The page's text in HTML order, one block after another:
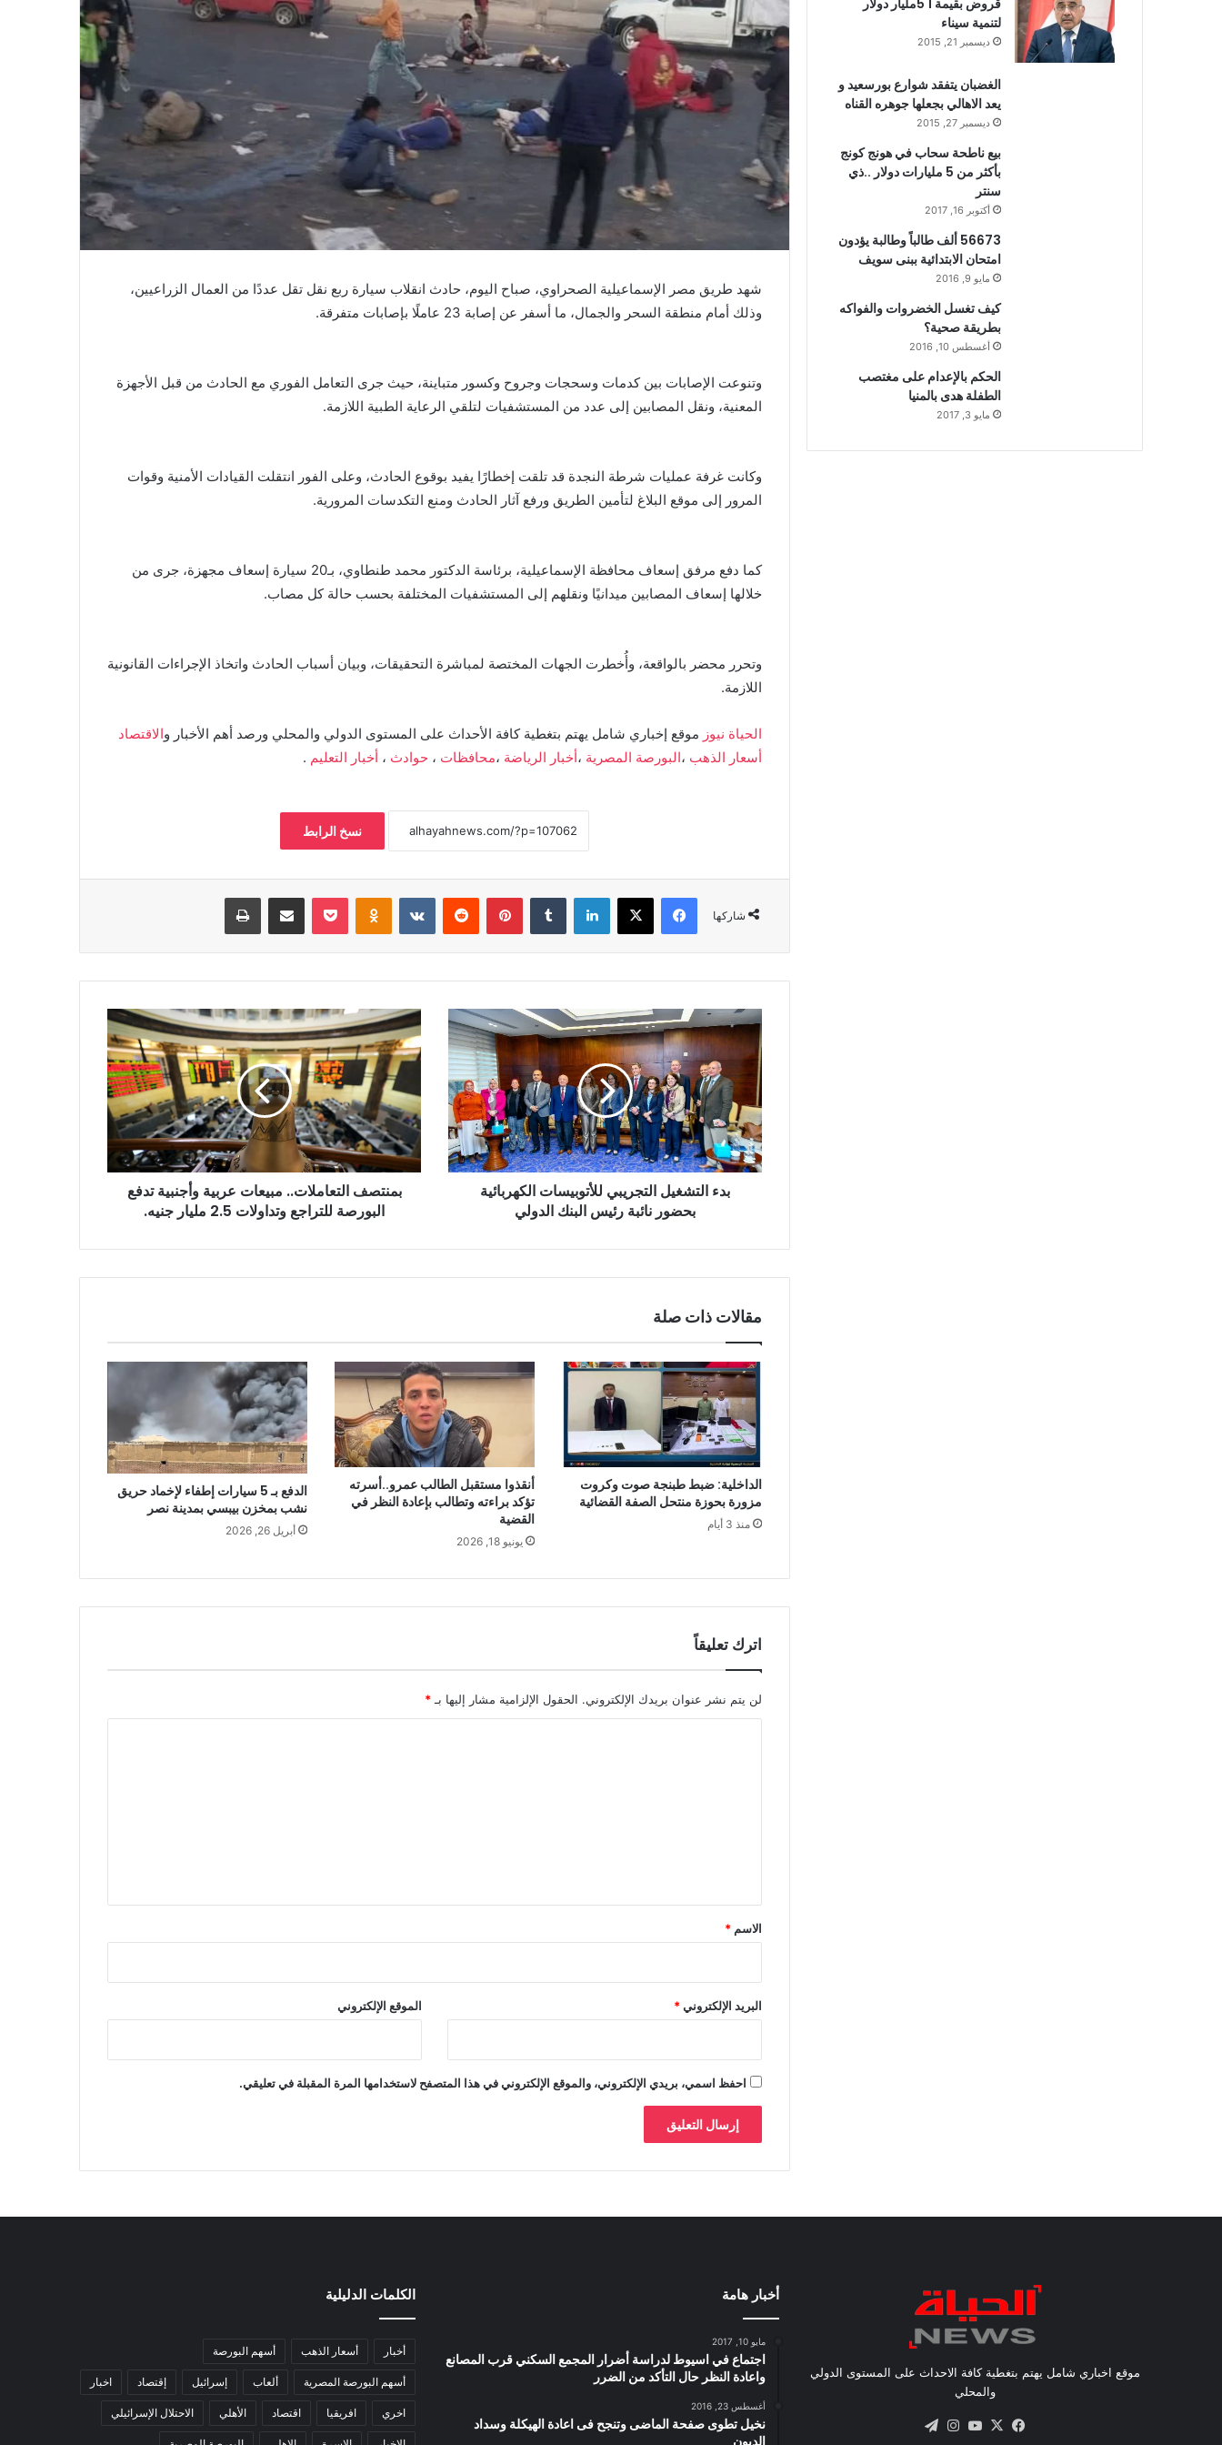
شهد طريق مصر الإسماعيلية الصحراوي، صباح اليوم، حادث انقلاب سيارة ربع نقل تقل عددًا من العمال الزراعيين،
وذلك أمام منطقة السحر والجمال، ما أسفر عن إصابة 23 عاملًا بإصابات متفرقة.
وتنوعت الإصابات بين كدمات وسحجات وجروح وكسور متباينة، حيث جرى التعامل الفوري مع الحادث من قبل الأجهزة
المعنية، ونقل المصابين إلى عدد من المستشفيات لتلقي الرعاية الطبية اللازمة.
وكانت غرفة عمليات شرطة النجدة قد تلقت إخطارًا يفيد بوقوع الحادث، وعلى الفور انتقلت القيادات الأمنية وقوات
المرور إلى موقع البلاغ لتأمين الطريق ورفع آثار الحادث ومنع التكدسات المرورية.
كما دفع مرفق إسعاف محافظة الإسماعيلية، برئاسة الدكتور محمد طنطاوي، بـ20 سيارة إسعاف مجهزة، جرى من
خلالها إسعاف المصابين ميدانيًا ونقلهم إلى المستشفيات المختلفة بحسب حالة كل مصاب.
وتحرر محضر بالواقعة، وأُخطرت الجهات المختصة لمباشرة التحقيقات، وبيان أسباب الحادث واتخاذ الإجراءات القانونية
اللازمة.
الحياة نيوز موقع إخباري شامل يهتم بتغطية كافة الأحداث على المستوى الدولي والمحلي ورصد أهم الأخبار والاقتصاد
أسعار الذهب ،البورصة المصرية ،أخبار الرياضة ،محافظات ، حوادث ، أخبار التعليم .
نسخ الرابط
شاركها
فيسبوك X لينكدإن بينتيريست Odnoklassniki
بوكيت مشاركة عبر البريد طباعة
بدء التشغيل التجريبي للأتوبيسات الكهربائية
بحضور نائبة رئيس البنك الدولي
بمنتصف التعاملات.. مبيعات عربية وأجنبية تدفع
البورصة للتراجع وتداولات 2.5 مليار جنيه.
مقالات ذات صلة
الداخلية: ضبط طبنجة صوت وكروت
مزورة بحوزة منتحل الصفة القضائية
منذ 3 أيام
أنقذوا مستقبل الطالب عمرو..أسرته
تؤكد براءته وتطالب بإعادة النظر في
القضية
يونيو 18, 2026
الدفع بـ 5 سيارات إطفاء لإخماد حريق
نشب بمخزن بيبسي بمدينة نصر
أبريل 26, 2026
اترك تعليقاً
لن يتم نشر عنوان بريدك الإلكتروني. الحقول الإلزامية مشار إليها بـ *
*
الاسم *
البريد الإلكتروني* الموقع الإلكتروني
احفظ اسمي، بريدي الإلكتروني، والموقع الإلكتروني في هذا المتصفح لاستخدامها المرة المقبلة في تعليقي.
قروض بقيمة 1 5مليار دولار
لتنمية سيناء
ديسمبر 21, 2015
الغضبان يتفقد شوارع بورسعيد و
يعد الاهالي بجعلها جوهره القناه
ديسمبر 27, 2015
بيع ناطحة سحاب في هونج كونج
بأكثر من 5 مليارات دولار ..ذي
سنتر
أكتوبر 16, 2017
56673 ألف طالباً وطالبة يؤدون
امتحان الابتدائية ببنى سويف
مايو 9, 2016
كيف تغسل الخضروات والفواكه
بطريقة صحية؟
أغسطس 10, 2016
الحكم بالإعدام على مغتصب
الطفلة هدى بالمنيا
مايو 3, 2017
موقع اخباري شامل يهتم بتغطية كافة الاحداث على المستوى الدولي
والمحلي
فيسبوك
X يوتيوبانستقرام
أخبار هامة
مايو 10, 2017
اجتماع في اسيوط لدراسة أضرار المجمع السكني قرب المصانع
واعادة النظر حال التأكد من الضرر
أغسطس 23, 2016
نخيل تطوى صفحة الماضى وتنجح فى اعادة الهيكلة وسداد
الديون
الكلمات الدليلية
أخبار أسعار الذهب أسهم البورصة
أسهم البورصة المصرية ألعاب إسرائيل إقتصاد اخبار
اخري افريقيا اقتصاد الأهلي الاحتلال الإسرائيلي